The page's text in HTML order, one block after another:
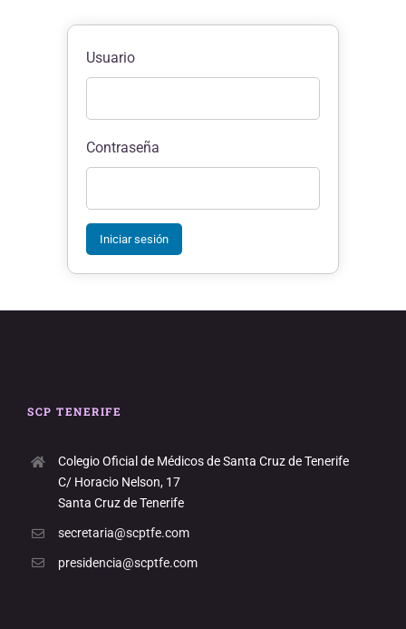
Usuario
Contraseña
SCP TENERIFE
Colegio Oficial de Médicos de Santa Cruz de Tenerife
C/ Horacio Nelson, 17
Santa Cruz de Tenerife
secretaria@scptfe.com
presidencia@scptfe.com